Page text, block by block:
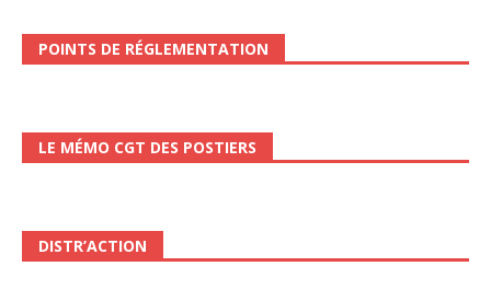
POINTS DE RÉGLEMENTATION
LE MÉMO CGT DES POSTIERS
DISTR’ACTION